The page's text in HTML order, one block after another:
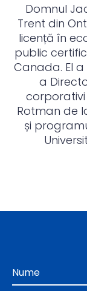
Domnul
Trent din
licență în
public
Canada. El
a
Rotman de
și
Nume